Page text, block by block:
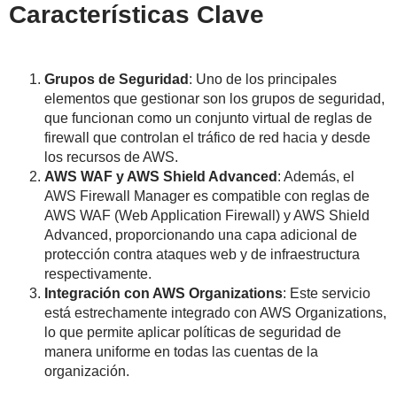
Características Clave
Grupos de Seguridad : Uno de los principales
elementos que gestionar son los grupos de seguridad,
que funcionan como un conjunto virtual de reglas de
firewall que controlan el tráfico de red hacia y desde
los recursos de AWS.
AWS WAF y AWS Shield Advanced : Además, el
AWS Firewall Manager es compatible con reglas de
AWS WAF (Web Application Firewall) y AWS Shield
Advanced, proporcionando una capa adicional de
protección contra ataques web y de infraestructura
respectivamente.
Integración con AWS Organizations: Este servicio
está estrechamente integrado con AWS Organizations,
lo que permite aplicar políticas de seguridad de
manera uniforme en todas las cuentas de la
organización.